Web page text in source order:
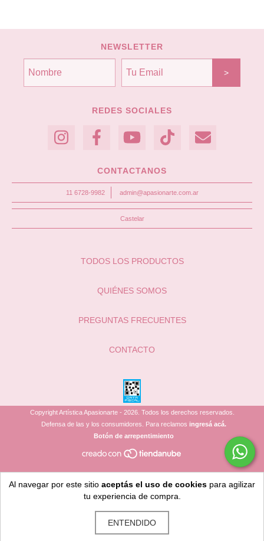
Al navegar por este sitio aceptás el uso de cookies para agilizar
tu experiencia de compra.
ENTENDIDO
NEWSLETTER
REDES SOCIALES
CONTACTANOS
11 6728-9982 admin@apasionarte.com.ar
Castelar
TODOS LOS PRODUCTOS
QUIÉNES SOMOS
PREGUNTAS FRECUENTES
CONTACTO
Copyright Artística Apasionarte - 2026. Todos los derechos reservados.
Defensa de las y los consumidores. Para reclamos ingresá acá.
Botón de arrepentimiento